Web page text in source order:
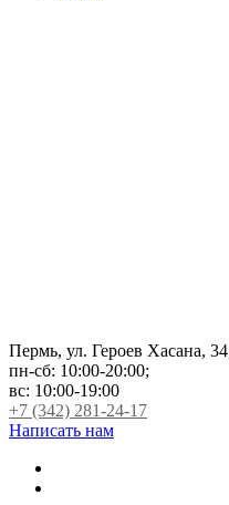
Пермь, ул. Героев Хасана, 34
пн-сб: 10:00-20:00;
вс: 10:00-19:00
+7 (342) 281-24-17
Написать нам